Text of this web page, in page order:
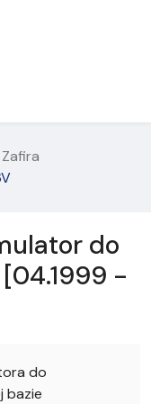
do
[04.1999 -
do
bazie